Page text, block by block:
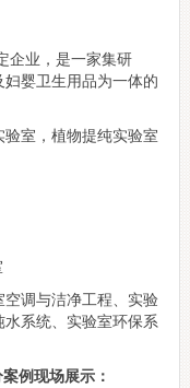
企业，是一家集研
婴卫生用品为一体的
验室，植物提纯实验室
实验室空调与洁净工程、实验
系统、实验室环保系
例现场展示：